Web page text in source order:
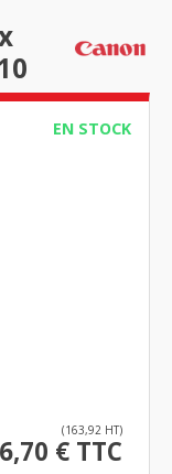
EN STOCK
(163,92 HT)
€ TTC